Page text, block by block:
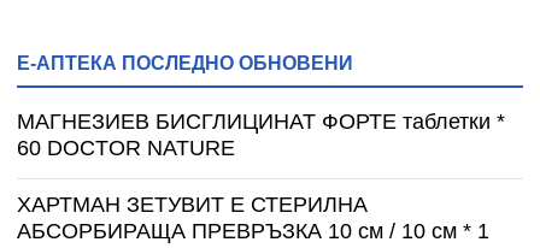
Е-АПТЕКА ПОСЛЕДНО ОБНОВЕНИ
МАГНЕЗИЕВ БИСГЛИЦИНАТ ФОРТЕ таблетки *
60 DOCTOR NATURE
ХАРТМАН ЗЕТУВИТ Е СТЕРИЛНА
АБСОРБИРАЩА ПРЕВРЪЗКА 10 см / 10 см * 1